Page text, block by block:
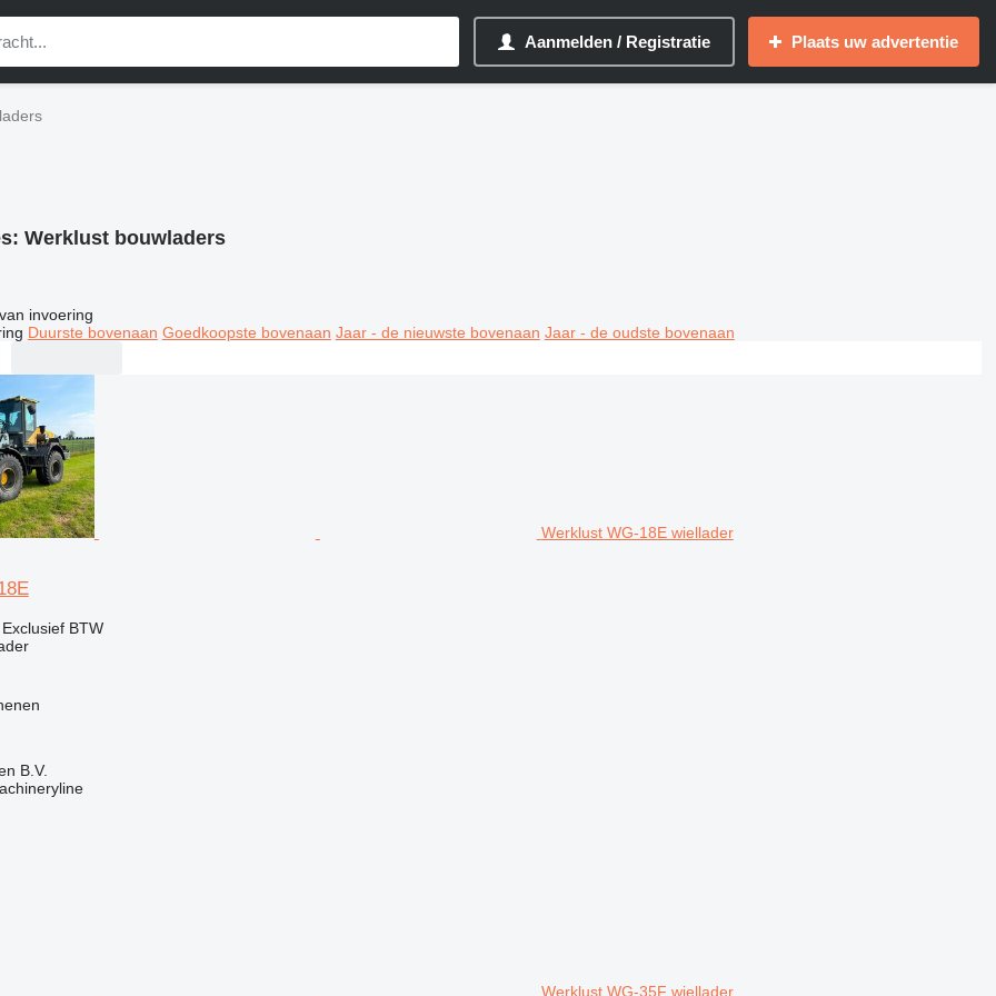
Aanmelden / Registratie Plaats uw advertentie
Werklust bouwladers
invoering
Duurste bovenaan Goedkoopste bovenaan Jaar - de nieuwste bovenaan Jaar - de oudste bovenaan
Werklust WG-18E wiellader
Exclusief BTW
B.V.
Werklust WG-35F wiellader